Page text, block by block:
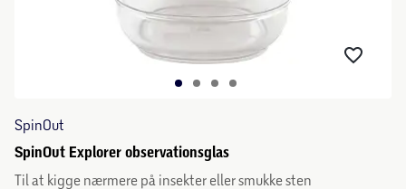
SpinOut
SpinOut Explorer observationsglas
Til at kigge nærmere på insekter eller smukke sten